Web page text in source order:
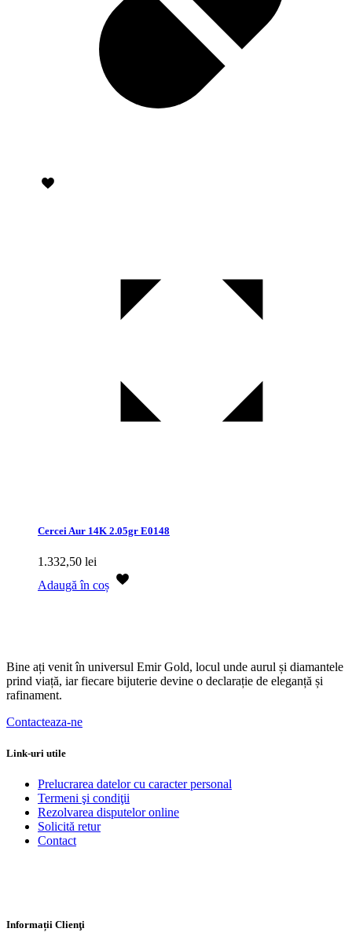
Cercei Aur 14K 2.05gr E0148
1.332,50 lei
Adaugă în coș
Bine ați venit în universul Emir Gold, locul unde aurul și diamantele
prind viață, iar fiecare bijuterie devine o declarație de eleganță și
rafinament.
Contacteaza-ne
Link-uri utile
Prelucrarea datelor cu caracter personal
Termeni şi condiţii
Rezolvarea disputelor online
Solicită retur
Contact
Informații Clienţi